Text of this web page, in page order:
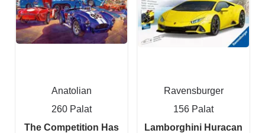
Anatolian
260 Palat
The Competition Has
Ravensburger
156 Palat
Lamborghini Huracan